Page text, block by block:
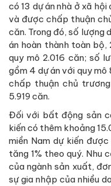
có 13 dự án nhà ở xã
và được chấp thuận
căn. Trong đó, số lượng
án hoàn thành toàn
quy mô 2.016 căn; số
gồm 4 dự án với quy
chấp thuận chủ
5.919 căn.
Đối với bất động sản
kiến có thêm khoảng
miền Nam dự kiến
tăng 1% theo quý. Nhu
của ngành sản xuất,
sự gia nhập của nhiều